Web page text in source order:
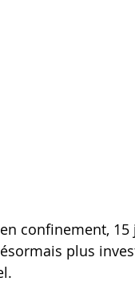
confinement,
plus